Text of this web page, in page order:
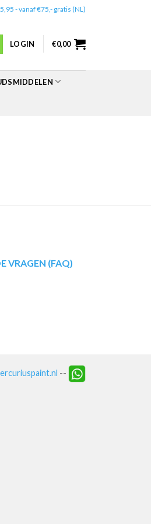
- vanaf €75,- gratis (NL)
LOGIN €0,00
VRAGEN (FAQ)
--